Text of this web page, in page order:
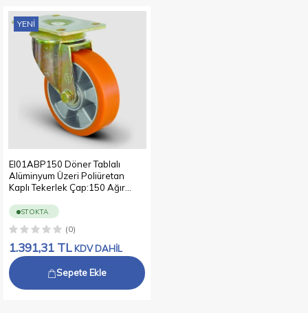
YENI
EI01ABP150 Döner Tablalı
Alüminyum Üzeri Poliüretan
Kaplı Tekerlek Çap:150 Ağır
Oynak Tabla Bağlantılı Bilya
Rulmanlı
STOKTA
(0)
1.391,31 TL KDV DAHİL
Sepete Ekle